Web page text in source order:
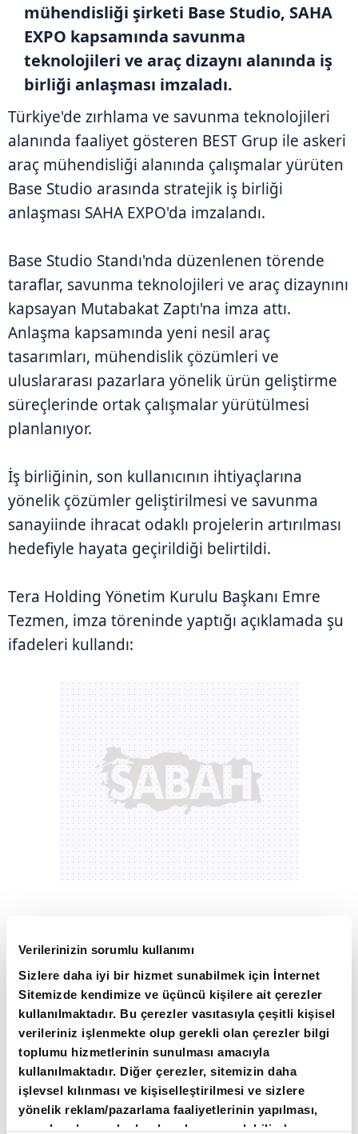
Verilerinizin sorumlu kullanımı
Sizlere daha iyi bir hizmet sunabilmek için İnternet
Sitemizde kendimize ve üçüncü kişilere ait çerezler
kullanılmaktadır. Bu çerezler vasıtasıyla çeşitli kişisel
verileriniz işlenmekte olup gerekli olan çerezler bilgi
toplumu hizmetlerinin sunulması amacıyla
kullanılmaktadır. Diğer çerezler, sitemizin daha
işlevsel kılınması ve kişiselleştirilmesi ve sizlere
yönelik reklam/pazarlama faaliyetlerinin yapılması,
amaçlarıyla sınırlı olarak açık rızanız dahilinde
mühendisliği şirketi Base Studio, SAHA
EXPO kapsamında savunma
teknolojileri ve araç dizaynı alanında iş
birliği anlaşması imzaladı.
Türkiye'de zırhlama ve savunma teknolojileri
alanında faaliyet gösteren BEST Grup ile askeri
araç mühendisliği alanında çalışmalar yürüten
Base Studio arasında stratejik iş birliği
anlaşması SAHA EXPO'da imzalandı.
Base Studio Standı'nda düzenlenen törende
taraflar, savunma teknolojileri ve araç dizaynını
kapsayan Mutabakat Zaptı'na imza attı.
Anlaşma kapsamında yeni nesil araç
tasarımları, mühendislik çözümleri ve
uluslararası pazarlara yönelik ürün geliştirme
süreçlerinde ortak çalışmalar yürütülmesi
planlanıyor.
İş birliğinin, son kullanıcının ihtiyaçlarına
yönelik çözümler geliştirilmesi ve savunma
sanayiinde ihracat odaklı projelerin artırılması
hedefiyle hayata geçirildiği belirtildi.
Tera Holding Yönetim Kurulu Başkanı Emre
Tezmen, imza töreninde yaptığı açıklamada şu
ifadeleri kullandı:
kendi ihtiyaçlarını karşılayan bir ülke değil,
geliştirdiği teknolojilerle dünyada dikkat çeken
güçlü bir üretim merkezi haline geldi. BEST
Grup ile Base Studio arasında imzalanan bu
stratejik iş birliği, Türk mühendisliğinin ulaştığı
seviyenin önemli göstergelerinden biridir. Yerli
üretim gücümüzü uluslararası mühendislik
vizyonuyla birleştirerek yeni nesil teknolojiler